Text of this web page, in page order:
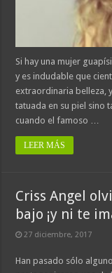
Si hay una mujer
y es indudable que
extraordinaria belleza,
tatuada en su piel sino
cuando el famoso …
LEER MÁS
Criss Angel
bajo ¡y ni te
27 diciembre, 2017
Han pasado sólo